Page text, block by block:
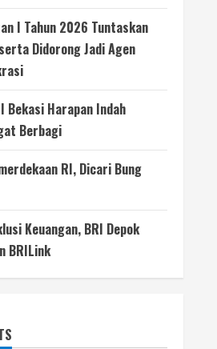
I Tahun 2026 Tuntaskan
Didorong Jadi Agen
Bekasi Harapan Indah
Berbagi
RI, Dicari Bung
Keuangan, BRI Depok
BRILink